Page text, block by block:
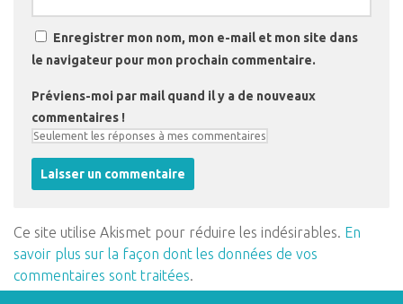
Enregistrer mon nom, mon e-mail et mon site dans
le navigateur pour mon prochain commentaire.
Préviens-moi par mail quand il y a de nouveaux
commentaires !
Ce site utilise Akismet pour réduire les indésirables. En
savoir plus sur la façon dont les données de vos
commentaires sont traitées.